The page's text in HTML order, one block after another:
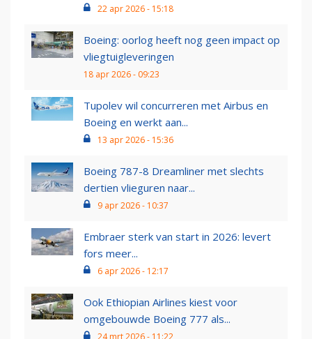
22 apr 2026 - 15:18
Boeing: oorlog heeft nog geen impact op
vliegtuigleveringen
18 apr 2026 - 09:23
Tupolev wil concurreren met Airbus en
Boeing en werkt aan...
13 apr 2026 - 15:36
Boeing 787-8 Dreamliner met slechts
dertien vlieguren naar...
9 apr 2026 - 10:37
Embraer sterk van start in 2026: levert
fors meer...
6 apr 2026 - 12:17
Ook Ethiopian Airlines kiest voor
omgebouwde Boeing 777 als...